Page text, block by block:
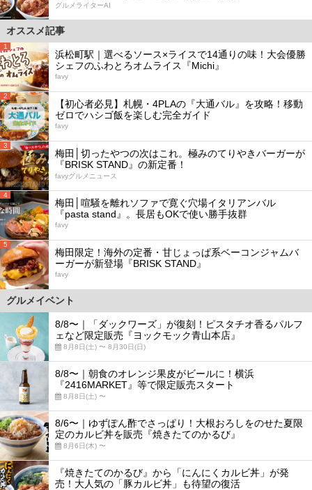
グルメライターAI
オススメ記事
1
浜松町駅｜選べるソース×ライスで14通りの味！大会優勝
シェフのふわとろオムライス『Michi』
favy
2
【初心者必見】札幌・4PLAの『大通バル』を攻略！移動
ゼロでハシゴ飯を楽しむ完全ガイド
favy
3
梅田│切ったやつの次はこれ。極みのてりやきバーガーが
『BRISK STAND』の新定番！
favyグルメニュース
4
梅田│喧騒を離れソファで寛ぐ穴場イタリアンバル
『pasta stand』。長居もOKで使い勝手抜群
favy
5
梅田限定！海外の定番・甘じょっぱ系ベーコンジャムバ
ーガーが新登場『BRISK STAND』
favy
グルメイベント
8/8〜｜「ダックワーズ」が復刻！ピスタチオ香るパルフ
ェなど限定販売『ヨックモック青山本店』
8月8日(土) 〜 8月30日(日)
8/8〜｜朝食のオレンジ果皮がビールに！横浜
『2416MARKET』等で限定販売スタート
8月8日(土) 〜
8/6〜｜ゆずぽん酢でさっぱり！大根おろしをのせた夏限
定のカルビ丼を販売『焼きたてのかるび』
8月6日(木) 〜
『焼きたてのかるび』から「にんにくカルビ丼」が発
売！大人気の「豚カルビ丼」も待望の復活